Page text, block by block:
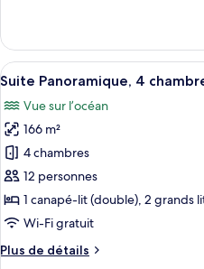
chambres
le
type
de
Suite
Panoramique,
3
chambres
Afficher
toutes
les
photos
pour
ce
type
de
chambre :
Suite
13
Suite Panoramique, 4
Vue sur l’océan
166 m²
4 chambres
12 personnes
1 canapé-lit (double), 2 grands
Wi-Fi gratuit
Plus de détails
Plus